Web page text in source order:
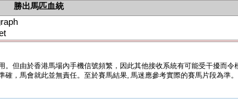
勝出馬匹血統
但由於香港馬場內手機信號頻繁，因此其他接收系統有可能受干擾而令
，馬會就此並無責任。至於賽馬結果, 馬迷應參考實際的賽馬片段為準。